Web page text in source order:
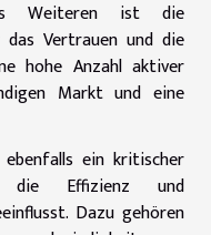
Weiteren ist die
Vertrauen und die
hohe Anzahl aktiver
Markt und eine
ein kritischer
die Effizienz und
Dazu gehören